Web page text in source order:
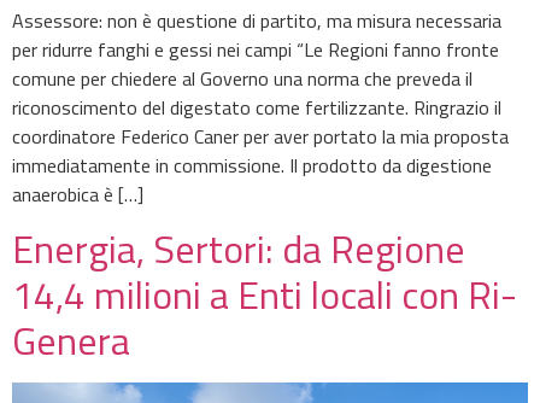
Assessore: non è questione di partito, ma misura necessaria
per ridurre fanghi e gessi nei campi “Le Regioni fanno fronte
comune per chiedere al Governo una norma che preveda il
riconoscimento del digestato come fertilizzante. Ringrazio il
coordinatore Federico Caner per aver portato la mia proposta
immediatamente in commissione. Il prodotto da digestione
anaerobica è […]
Energia, Sertori: da Regione
14,4 milioni a Enti locali con Ri-
Genera